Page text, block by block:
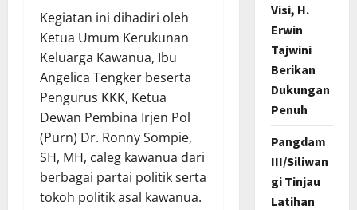
Kegiatan ini dihadiri oleh
Ketua Umum Kerukunan
Keluarga Kawanua, Ibu
Angelica Tengker beserta
Pengurus KKK, Ketua
Dewan Pembina Irjen Pol
(Purn) Dr. Ronny Sompie,
SH, MH, caleg kawanua dari
berbagai partai politik serta
tokoh politik asal kawanua.
Visi, H.
Erwin
Tajwini
Berikan
Dukungan
Penuh
Pangdam
III/Siliwan
gi Tinjau
Latihan